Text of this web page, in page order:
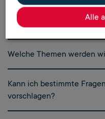
Lediglich für das
Foto von dir als
Inhaltliche
Welche Themen werden
Die Hauptthemen des
Voraus mitgeteilt bzw.
Kann ich bestimmte
vorschlagen?
Alle